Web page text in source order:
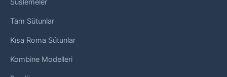
Süslemeler
Tam Sütunlar
Kısa Roma Sütunlar
Kombine Modelleri